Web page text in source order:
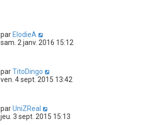
par ElodieA
sam. 2 janv. 2016 15:12
parTitoDingo
ven. 4 sept. 2015 13:42
parUniZReal
jeu. 3 sept. 2015 15:13